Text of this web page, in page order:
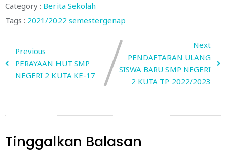
Category : Berita Sekolah
Tags : 2021/2022 semestergenap
Previous
PERAYAAN HUT SMP
NEGERI 2 KUTA KE-17
Next
PENDAFTARAN ULANG
SISWA BARU SMP NEGERI
2 KUTA TP 2022/2023
Tinggalkan Balasan